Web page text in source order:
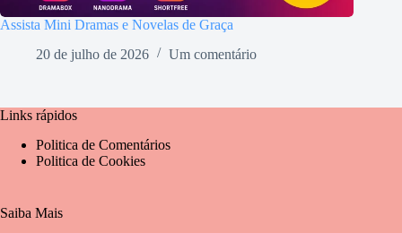
Assista Mini Dramas e Novelas de Graça
20 de julho de 2026
Um comentário
Links rápidos
Politica de Comentários
Politica de Cookies
Saiba Mais